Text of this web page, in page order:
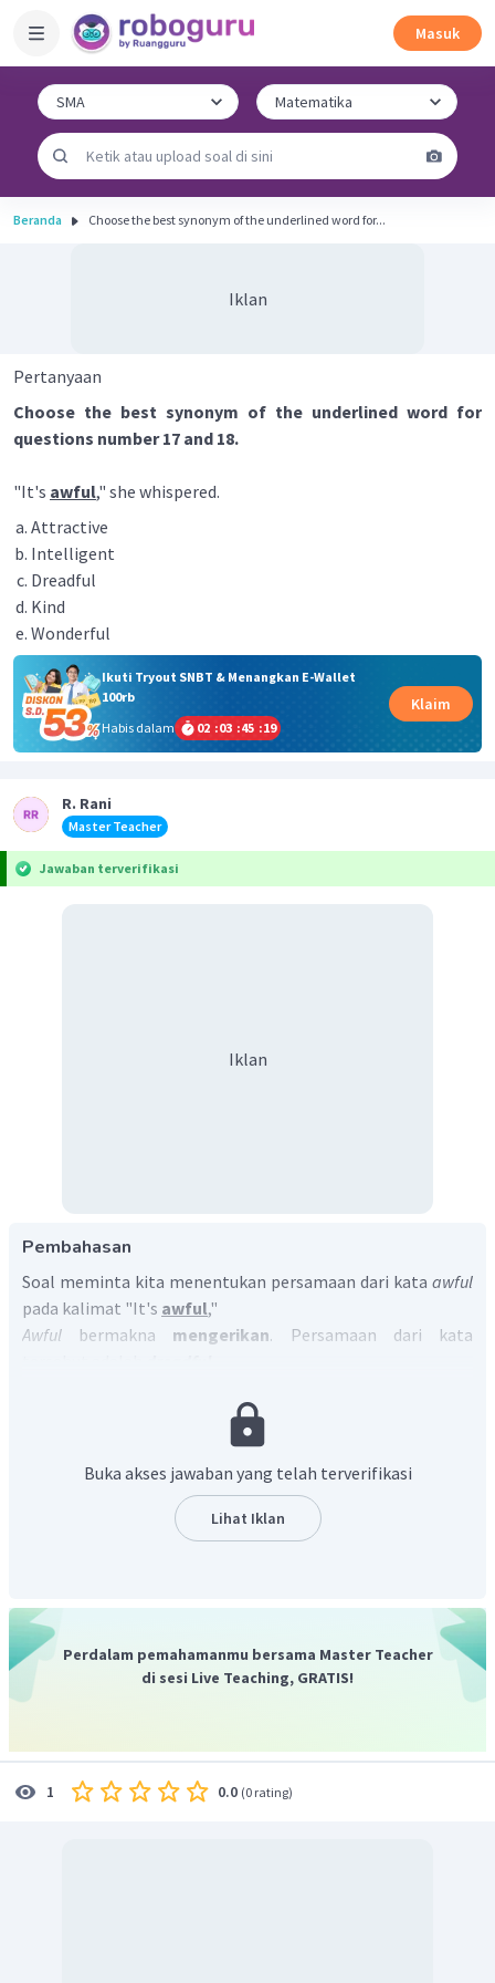
Masuk
Beranda Choose the best synonym of the underlined word for...
Iklan
Pertanyaan
Choose the best synonym of the underlined word for
questions number 17 and 18.
"It's awful," she whispered.
Attractive
Intelligent
Dreadful
Kind
Wonderful
Ikuti Tryout SNBT & Menangkan E-Wallet
100rb
Habis dalam
02 :03 :45 :19
Klaim
R. Rani
Master Teacher
Jawaban terverifikasi
Iklan
Pembahasan
Soal meminta kita menentukan persamaan dari kata awful
pada kalimat "It's awful,"
Awful bermakna mengerikan. Persamaan dari kata
Buka akses jawaban yang telah terverifikasi
Lihat Iklan
Perdalam pemahamanmu bersama Master Teacher
di sesi Live Teaching, GRATIS!
1 0.0 (0 rating)